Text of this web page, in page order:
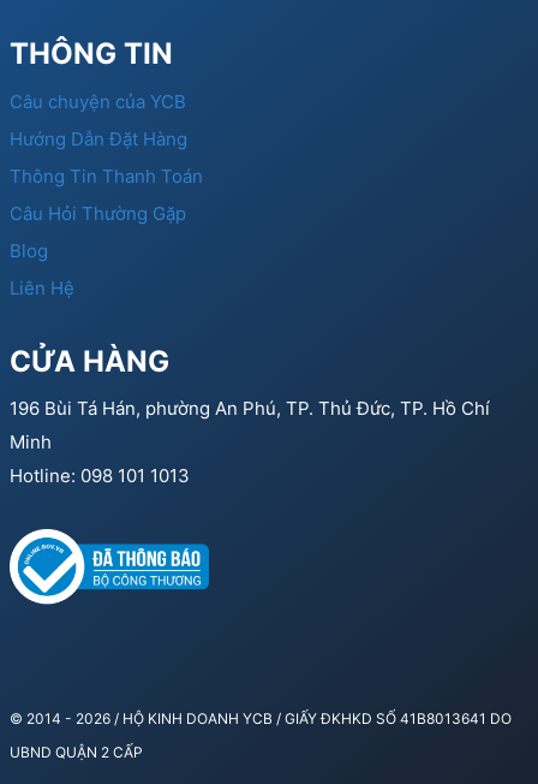
THÔNG TIN
Câu chuyện của YCB
Hướng Dẫn Đặt Hàng
Thông Tin Thanh Toán
Câu Hỏi Thường Gặp
Blog
Liên Hệ
CỬA HÀNG
196 Bùi Tá Hán, phường An Phú, TP. Thủ Đức, TP. Hồ Chí
Minh
Hotline: 098 101 1013
© 2014 - 2026 / HỘ KINH DOANH YCB / GIẤY ĐKHKD SỐ 41B8013641 DO
UBND QUẬN 2 CẤP